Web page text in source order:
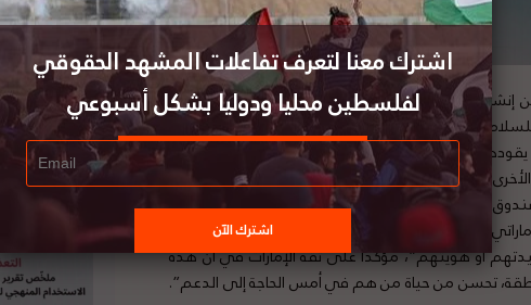
إنشاء الصندوق الإبراهيمي، الذي يعد جزء لا يتجزأ من
للسلام”. حيث سوف تقوم أطراف المعاهدة بتخصيص أكثر
يقودها القطاع الخاص لتعزيز التعاون الاقتصادي الإقليمي
الأخرى في سبيل تحقيق هذه الأهداف. وقال آدم بوهلر
الإبراهيمي سيعالج التحديات التي تواجه المنطقة
أحمد الصايغ بأن “الصندوق يعكس رغبة الدول الثلاث
أو هويتهم”، مؤكدا على ثقة الإمارات في أن هذه
تحسن من حياة من هم في أمس الحاجة إلى الدعم”.
اشترك معنا لتعرف تفاعلات المشهد الحقوقي
لفلسطين محليا ودوليا بشكل أسبوعي